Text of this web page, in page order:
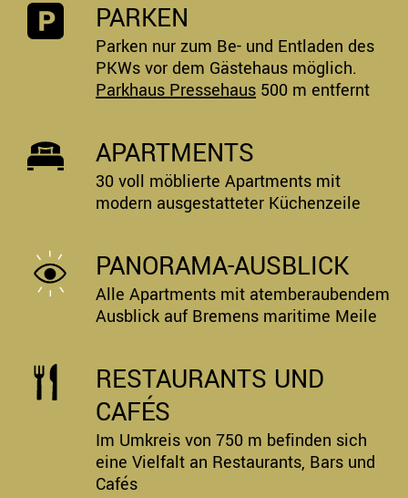
PARKEN
Parken nur zum Be- und Entladen des
PKWs vor dem Gästehaus möglich.
Parkhaus Pressehaus 500 m entfernt
APARTMENTS
30 voll möblierte Apartments mit
modern ausgestatteter Küchenzeile
PANORAMA-AUSBLICK
Alle Apartments mit atemberaubendem
Ausblick auf Bremens maritime Meile
RESTAURANTS UND
CAFÉS
Im Umkreis von 750 m befinden sich
eine Vielfalt an Restaurants, Bars und
Cafés